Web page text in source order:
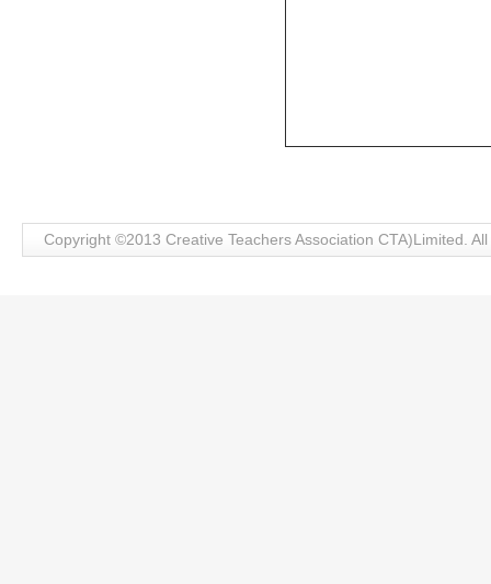
Copyright ©2013 Creative Teachers Association CTA)Limited.